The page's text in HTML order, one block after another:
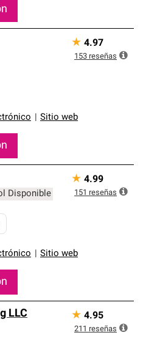
Sitio web
★ 4.97
153 reseñas
Disponible
Sitio web
★ 4.99
151 reseñas
LLC ★ 4.95
211 reseñas